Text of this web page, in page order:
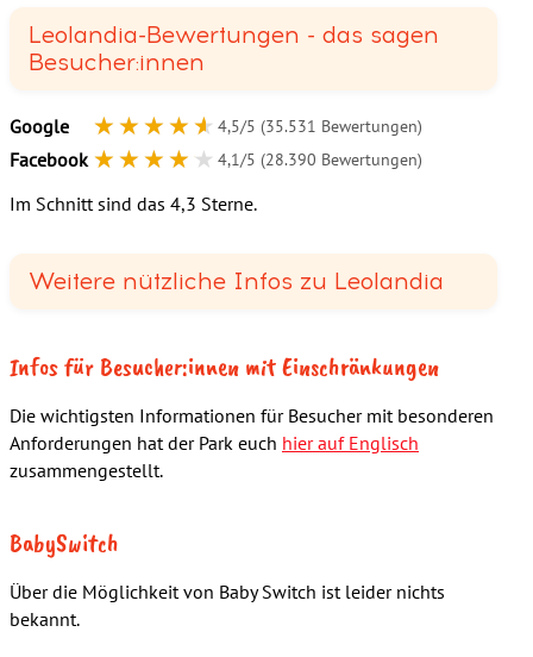
Leolandia-Bewertungen - das sagen
Besucher:innen
Google ★★★★★
★★★★★ 4,5/5 (35.531 Bewertungen)
Facebook ★★★★★
★★★★★ 4,1/5 (28.390 Bewertungen)
Im Schnitt sind das 4,3 Sterne.
Weitere nützliche Infos zu Leolandia
Infos für Besucher:innen mit Einschränkungen
Die wichtigsten Informationen für Besucher mit besonderen
Anforderungen hat der Park euch hier auf Englisch
zusammengestellt.
BabySwitch
Über die Möglichkeit von Baby Switch ist leider nichts
bekannt.